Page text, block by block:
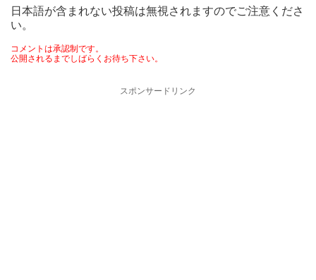
日本語が含まれない投稿は無視されますのでご注意くださ
い。
コメントは承認制です。
公開されるまでしばらくお待ち下さい。
スポンサードリンク